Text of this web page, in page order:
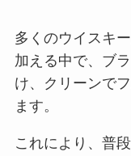
多くのウイスキ
加える中で、ブ
け、クリーンで
ます。
これにより、普